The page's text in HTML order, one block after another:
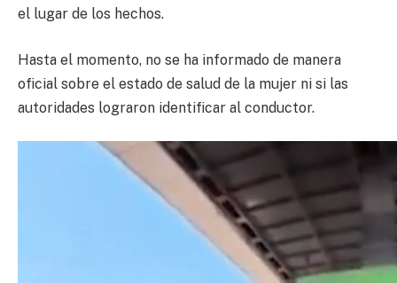
el lugar de los hechos.
Hasta el momento, no se ha informado de manera
oficial sobre el estado de salud de la mujer ni si las
autoridades lograron identificar al conductor.